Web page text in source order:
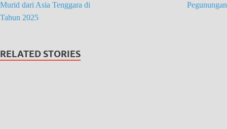
Murid dari Asia Tenggara di
Tahun 2025
Pegunungan
RELATED STORIES